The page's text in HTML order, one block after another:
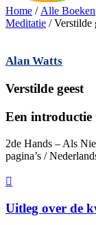
Home / Alle Boeken
Meditatie / Verstilde
Alan Watts
Verstilde geest
Een introductie
2de Hands – Als
pagina’s /
Uitleg over de